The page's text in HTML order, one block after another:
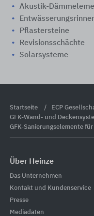
Akustik-
Pflastersteine
Revisionsschächte
Solarsysteme
Startseite
ECP
GFK-Wand- und
GFK-Sanierungselemente
Über Heinze
Das Unternehmen
Kontakt und Kundenservice
Presse
Mediadaten